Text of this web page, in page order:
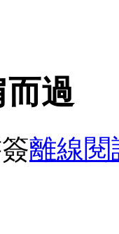
而過
離線閱